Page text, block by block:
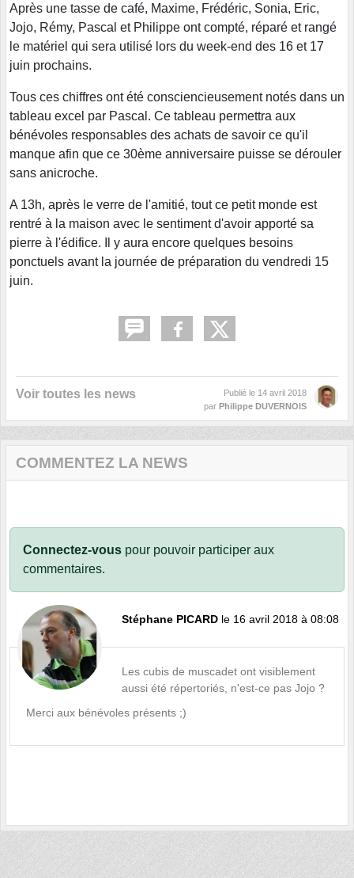
Après une tasse de café, Maxime, Frédéric, Sonia, Eric,
Jojo, Rémy, Pascal et Philippe ont compté, réparé et rangé
le matériel qui sera utilisé lors du week-end des 16 et 17
juin prochains.
Tous ces chiffres ont été consciencieusement notés dans un
tableau excel par Pascal. Ce tableau permettra aux
bénévoles responsables des achats de savoir ce qu'il
manque afin que ce 30ème anniversaire puisse se dérouler
sans anicroche.
A 13h, après le verre de l'amitié, tout ce petit monde est
rentré à la maison avec le sentiment d'avoir apporté sa
pierre à l'édifice. Il y aura encore quelques besoins
ponctuels avant la journée de préparation du vendredi 15
juin.
Voir toutes les news Publié le 14 avril 2018
par Philippe DUVERNOIS
COMMENTEZ LA NEWS
Connectez-vous pour pouvoir participer aux
commentaires.
Stéphane PICARD le 16 avril 2018 à 08:08
Les cubis de muscadet ont visiblement
aussi été répertoriés, n'est-ce pas Jojo ?
Merci aux bénévoles présents ;)